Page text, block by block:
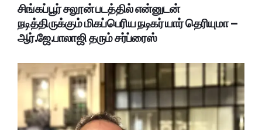
சிங்கப்பூர் சலூன் படத்தில் என்னுடன்
நடித்திருக்கும் மிகப்பெரிய நடிகர் யார் தெரியுமா –
ஆர்.ஜே.பாலாஜி தரும் சர்ப்ரைஸ்